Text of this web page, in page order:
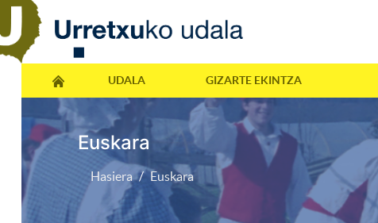
UDALA GIZARTE EKINTZA
Euskara
Hasiera Euskara